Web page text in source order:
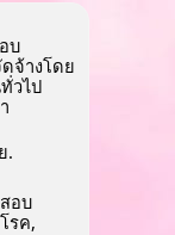
บ
จ้างโดย
วไป
.
อบ
รค,